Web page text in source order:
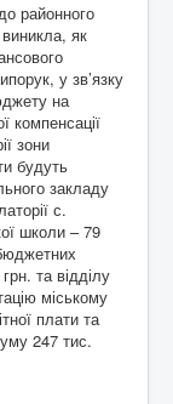
районного
як
у зв’язку
на
компенсації
зони
будуть
закладу
с.
школи – 79
та відділу
міському
плати та
247 тис.